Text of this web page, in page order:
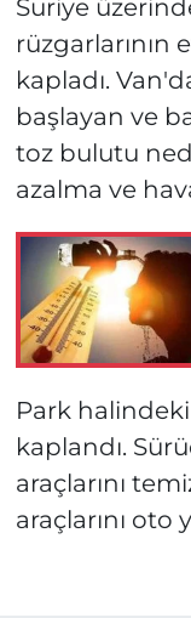
Suriye
rüzgarlarının
kapladı.
başlayan ve
toz bulutu
azalma ve
Park
kaplandı.
araçlarını
araçlarını oto